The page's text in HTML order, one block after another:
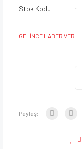
Stok Kodu
GELİNCE HABER VER
Paylaş: